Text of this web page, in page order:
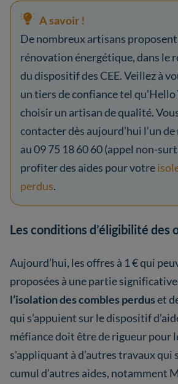
A savoir !
De nombreux artisans
rénovation énergétique, dans le
du dispositif des CEE. Veillez à
un tiers de confiance tel
choisir un artisan de qualité.
contacter dès aujourd’hui l’un
au 09 75 18 60 60 (appel non-
profiter des aides pour votre
perdus.
Les conditions d’éligibilité des
Aujourd’hui, les offres à 1 € qui
proposées à une partie
l’isolation des combles perduset
qui s’appuient sur le dispositif
méfiance doit être de rigueur pour
s'appliquant à d’autres travaux qui
cumul d’autres aides, notamment